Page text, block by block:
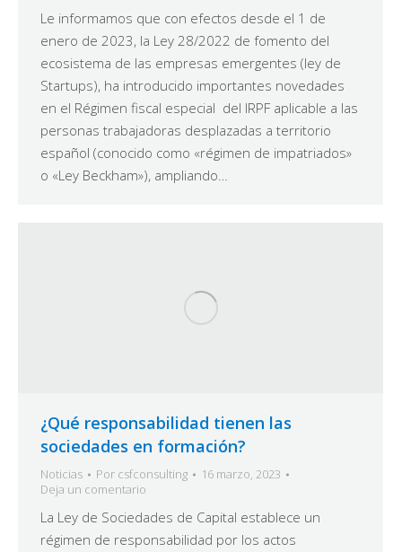
Le informamos que con efectos desde el 1 de
enero de 2023, la Ley 28/2022 de fomento del
ecosistema de las empresas emergentes (ley de
Startups), ha introducido importantes novedades
en el Régimen fiscal especial del IRPF aplicable a las
personas trabajadoras desplazadas a territorio
español (conocido como «régimen de impatriados»
o «Ley Beckham»), ampliando…
¿Qué responsabilidad tienen las
sociedades en formación?
Noticias Por csfconsulting
16 marzo, 2023
Deja un comentario
La Ley de Sociedades de Capital establece un
régimen de responsabilidad por los actos